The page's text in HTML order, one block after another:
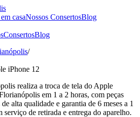
casaNossos ConsertosBlog
ConsertosBlog
/
iPhone 12
realiza a troca de tela do Apple
em 1 a 2 horas, com peças
alta qualidade e garantia de 6 meses a 1
serviço de retirada e entrega do aparelho.